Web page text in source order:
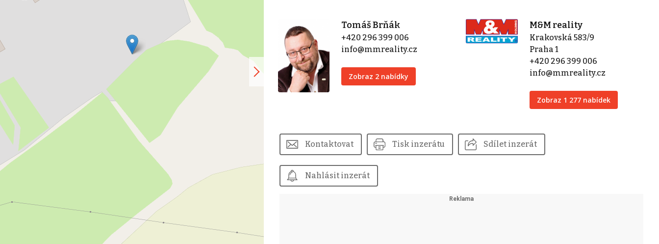
Tomáš Brňák
+420 296 399 006
info@mmreality.cz
Zobraz 2 nabídky
M&M reality
Krakovská 583/9
Praha 1
+420 296 399 006
info@mmreality.cz
Zobraz 1 277 nabídek
Kontaktovat Tisk inzerátu Sdílet inzerát
Nahlásit inzerát